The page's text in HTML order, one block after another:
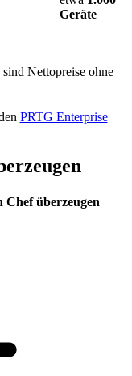
Geräte
Nettopreise ohne
PRTG Enterprise
Chef überzeugen